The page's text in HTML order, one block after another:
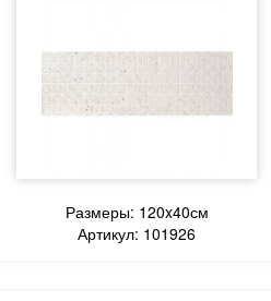
Размеры: 120x40см
Артикул: 101926